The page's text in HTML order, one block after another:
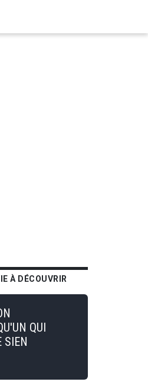
À DÉCOUVRIR
QUI
SIEN